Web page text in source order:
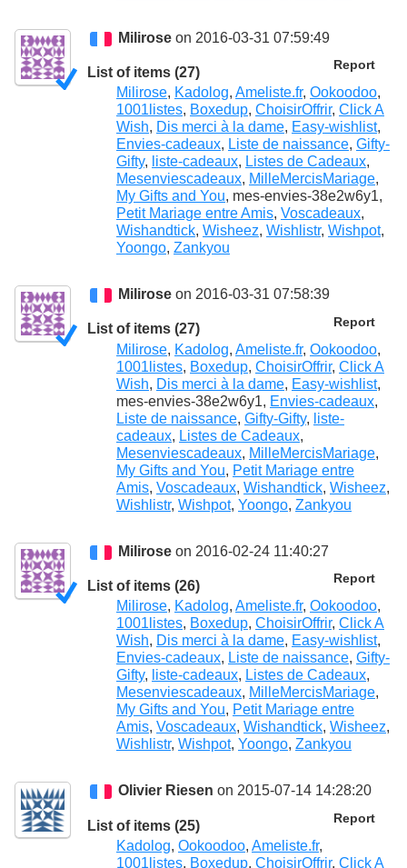
Milirose on 2016-03-31 07:59:49
Report
List of items (27)
Milirose, Kadolog, Ameliste.fr, Ookoodoo,
1001listes, Boxedup, ChoisirOffrir, Click A
Wish, Dis merci à la dame, Easy-wishlist,
Envies-cadeaux, Liste de naissance, Gifty-
Gifty, liste-cadeaux, Listes de Cadeaux,
Mesenviescadeaux, MilleMercisMariage,
My Gifts and You, mes-envies-38e2w6y1,
Petit Mariage entre Amis, Voscadeaux,
Wishandtick, Wisheez, Wishlistr, Wishpot,
Yoongo, Zankyou
Milirose on 2016-03-31 07:58:39
Report
List of items (27)
Milirose, Kadolog, Ameliste.fr, Ookoodoo,
1001listes, Boxedup, ChoisirOffrir, Click A
Wish, Dis merci à la dame, Easy-wishlist,
mes-envies-38e2w6y1, Envies-cadeaux,
Liste de naissance, Gifty-Gifty, liste-
cadeaux, Listes de Cadeaux,
Mesenviescadeaux, MilleMercisMariage,
My Gifts and You, Petit Mariage entre
Amis, Voscadeaux, Wishandtick, Wisheez,
Wishlistr, Wishpot, Yoongo, Zankyou
Milirose on 2016-02-24 11:40:27
Report
List of items (26)
Milirose, Kadolog, Ameliste.fr, Ookoodoo,
1001listes, Boxedup, ChoisirOffrir, Click A
Wish, Dis merci à la dame, Easy-wishlist,
Envies-cadeaux, Liste de naissance, Gifty-
Gifty, liste-cadeaux, Listes de Cadeaux,
Mesenviescadeaux, MilleMercisMariage,
My Gifts and You, Petit Mariage entre
Amis, Voscadeaux, Wishandtick, Wisheez,
Wishlistr, Wishpot, Yoongo, Zankyou
Olivier Riesen on 2015-07-14 14:28:20
Report
List of items (25)
Kadolog, Ookoodoo, Ameliste.fr,
1001listes, Boxedup, ChoisirOffrir, Click A